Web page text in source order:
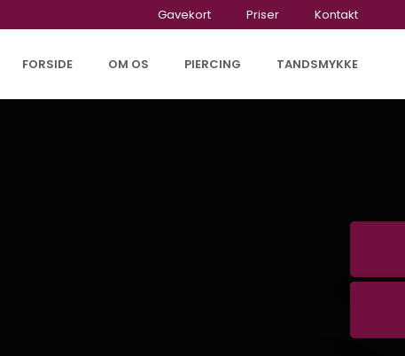
Gavekort Priser Kontakt
FORSIDE OM OS PIERCING TANDSMYKKE